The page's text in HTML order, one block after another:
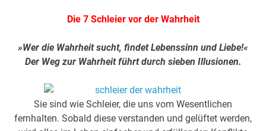
Die 7 Schleier vor der Wahrheit
»Wer die Wahrheit sucht, findet Lebenssinn und Liebe!«
Der Weg zur Wahrheit führt durch sieben Illusionen.
Sie sind wie Schleier, die uns vom Wesentlichen
fernhalten. Sobald diese verstanden und gelüftet werden,